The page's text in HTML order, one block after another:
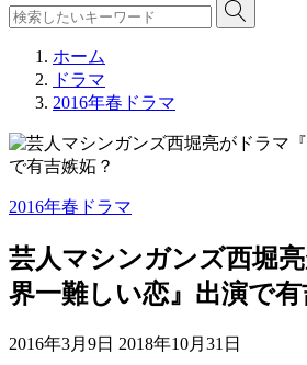
ホーム
ドラマ
2016年春ドラマ
2016年春ドラマ
芸人マシンガンズ西堀
界一難しい恋』出演で有
2016年3月9日 2018年10月31日